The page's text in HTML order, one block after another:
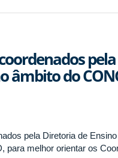
âmbito do
pela Diretoria de
para melhor orientar os